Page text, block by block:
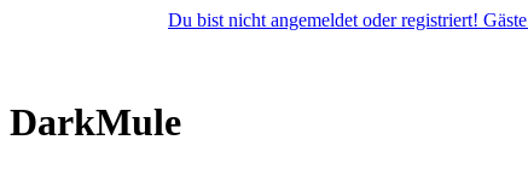
Du bist nicht angemeldet oder registriert!
DarkMule